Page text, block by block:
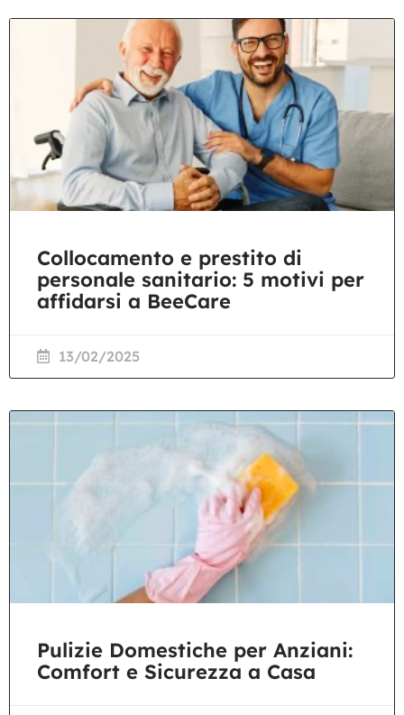
Collocamento e prestito di
personale sanitario: 5 motivi per
affidarsi a BeeCare
13/02/2025
Pulizie Domestiche per Anziani:
Comfort e Sicurezza a Casa